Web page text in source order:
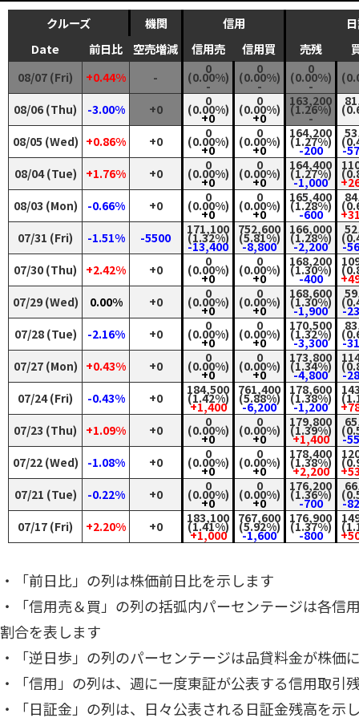
クルーズ 機関 信用
Date
前日比 空売増減 信用売 信用買 売残
08/07 (Fri) +0.44% -
0
(0.00%)
-
0
(0.00%)
-
0
(0.00%)
-
08/06 (Thu)
-3.00% +0
0
(0.00%)
+0
0
(0.00%)
+0
163,200
(1.26%)
-
08/05 (Wed) +0.86% +0
0
(0.00%)
+0
0
(0.00%)
+0
164,200
(1.27%)
-200
-
08/04 (Tue)
+1.76% +0
0
(0.00%)
+0
0
(0.00%)
+0
164,400
(1.27%)
-1,000
08/03 (Mon)
-0.66% +0
0
(0.00%)
+0
0
(0.00%)
+0
165,400
(1.28%)
-600
07/31 (Fri)
-1.51% -5500
171,100
(1.32%)
-13,400
752,600
(5.81%)
-8,800
166,000
(1.28%)
-2,200
-
07/30 (Thu)
+2.42% +0
0
(0.00%)
+0
0
(0.00%)
+0
168,200
(1.30%)
-400
07/29 (Wed)
0.00% +0
0
(0.00%)
+0
0
(0.00%)
+0
168,600
(1.30%)
-1,900
-
07/28 (Tue)
-2.16% +0
0
(0.00%)
+0
0
(0.00%)
+0
170,500
(1.32%)
-3,300
-
07/27 (Mon) +0.43% +0
0
(0.00%)
+0
0
(0.00%)
+0
173,800
(1.34%)
-4,800
-
07/24 (Fri)
-0.43% +0
184,500
(1.42%)
+1,400
761,400
(5.88%)
-6,200
178,600
(1.38%)
-1,200
07/23 (Thu)
+1.09% +0
0
(0.00%)
+0
0
(0.00%)
+0
179,800
(1.39%)
+1,400
-
07/22 (Wed)
-1.08% +0
0
(0.00%)
+0
0
(0.00%)
+0
178,400
(1.38%)
+2,200
07/21 (Tue)
-0.22% +0
0
(0.00%)
+0
0
(0.00%)
+0
176,200
(1.36%)
-700
-
07/17 (Fri)
+2.20% +0
183,100
(1.41%)
+1,000
767,600
(5.92%)
-1,600
176,900
(1.37%)
-800
・「前日比」の列は株価前日比を示します
・「信用売＆買」の列の括弧内パーセンテージは各信
割合を表します
・「逆日歩」の列のパーセンテージは品貸料金が株価
・「信用」の列は、週に一度東証が公表する信用取引
・「日証金」の列は、日々公表される日証金残高を示